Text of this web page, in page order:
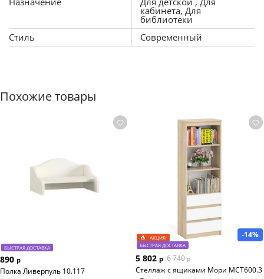
кабинета, Для
библиотеки
Стиль
Современный
Похожие товары
БЫСТРАЯ ДОСТАВКА
890 р
Полка Ливерпуль 10.117
-14%
АКЦИЯ
БЫСТРАЯ ДОСТАВКА
5 802 р 6 740 р
Стеллаж с ящиками Мори МСТ600.3